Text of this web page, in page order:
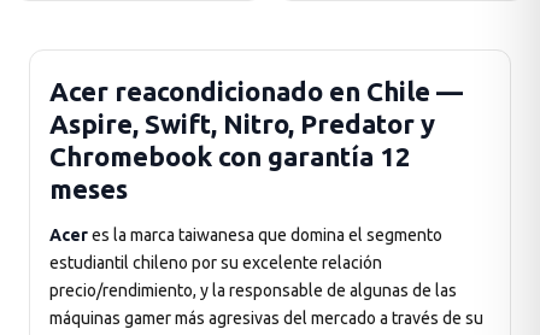
Acer reacondicionado en Chile —
Aspire, Swift, Nitro, Predator y
Chromebook con garantía 12
meses
Aceres la marca taiwanesa que domina el segmento
estudiantil chileno por su excelente relación
precio/rendimiento, y la responsable de algunas de las
máquinas gamer más agresivas del mercado a través de su